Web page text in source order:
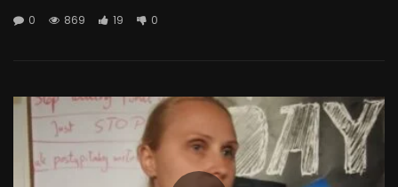
0 869 19 0